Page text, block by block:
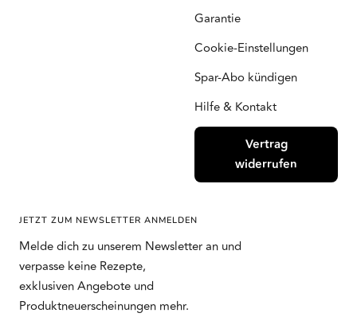
Garantie
Cookie-Einstellungen
Spar-Abo kündigen
Hilfe & Kontakt
Vertrag
widerrufen
JETZT ZUM NEWSLETTER ANMELDEN
Melde dich zu unserem Newsletter an und
verpasse keine Rezepte,
exklusiven Angebote und
Produktneuerscheinungen mehr.